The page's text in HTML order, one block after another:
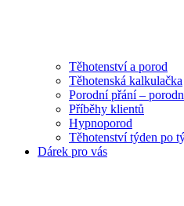
Těhotenství a porod
Těhotenská kalkulačka
Porodní přání –
Příběhy klientů
Hypnoporod
Těhotenství týden po
Dárek pro vás